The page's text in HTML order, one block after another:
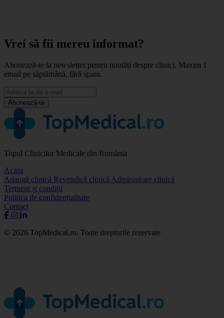
Vrei să fii mereu informat?
Abonează-te la newsletter pentru noutăți despre clinici. Maxim 1
email pe săptămână, fără spam.
Abonează-te
Topul Clinicilor Medicale din România
Acasa
Adaugă clinică Revendică clinică Administrare clinică
Termeni și condiții
Politica de confidențialitate
Contact
© 2026 TopMedical.ro. Toate drepturile rezervate